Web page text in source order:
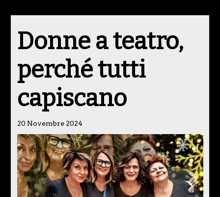
Donne a teatro,
perché tutti
capiscano
20 Novembre 2024